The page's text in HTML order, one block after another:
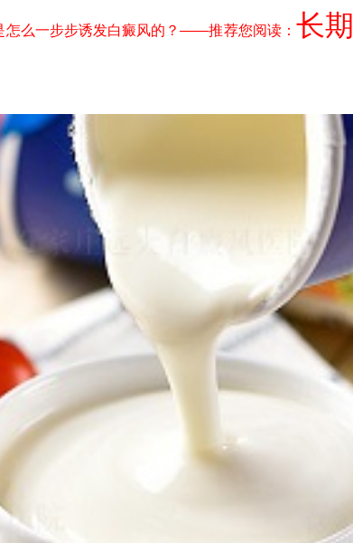
怎么一步步诱发白癜风的？——推荐您阅读： 长